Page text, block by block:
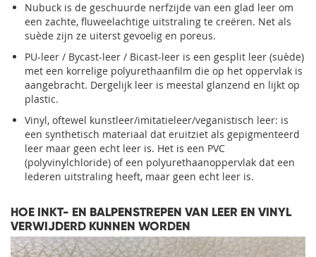
Nubuck is de geschuurde nerfzijde van een glad leer om
een zachte, fluweelachtige uitstraling te creëren. Net als
suède zijn ze uiterst gevoelig en poreus.
PU-leer / Bycast-leer / Bicast-leer is een gesplit leer (suède)
met een korrelige polyurethaanfilm die op het oppervlak is
aangebracht. Dergelijk leer is meestal glanzend en lijkt op
plastic.
Vinyl, oftewel kunstleer/imitatieleer/veganistisch leer: is
een synthetisch materiaal dat eruitziet als gepigmenteerd
leer maar geen echt leer is. Het is een PVC
(polyvinylchloride) of een polyurethaanoppervlak dat een
lederen uitstraling heeft, maar geen echt leer is.
HOE INKT- EN BALPENSTREPEN VAN LEER EN VINYL
VERWIJDERD KUNNEN WORDEN